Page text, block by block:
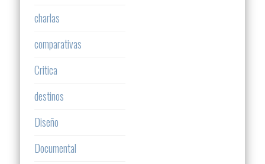
charlas
comparativas
Critica
destinos
Diseño
Documental